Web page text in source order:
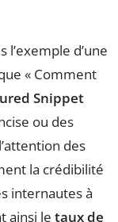
d’une
« Comment
Snippet
ou des
des
la crédibilité
internautes à
ainsi le taux de